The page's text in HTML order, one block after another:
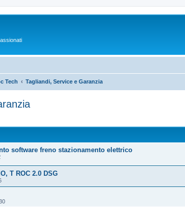
Tech Tagliandi, Service e Garanzia
software freno stazionamento elettrico
T ROC 2.0 DSG